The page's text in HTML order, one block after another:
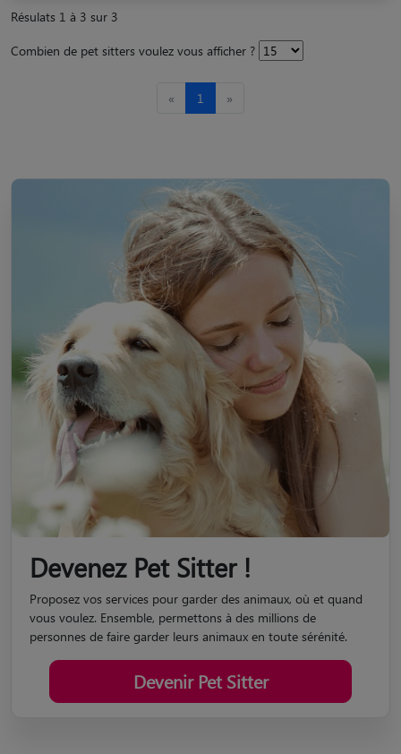
Résulats 1 à 3 sur 3
Combien de pet sitters voulez vous afficher ?
« 1 »
Devenez Pet Sitter !
Proposez vos services pour garder des animaux, où et quand
vous voulez. Ensemble, permettons à des millions de
personnes de faire garder leurs animaux en toute sérénité.
Devenir Pet Sitter